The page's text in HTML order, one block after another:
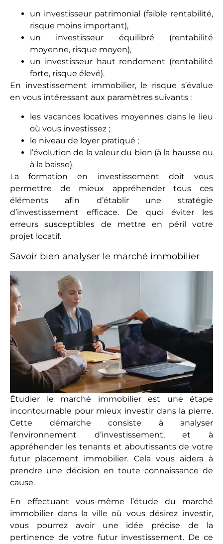
un investisseur patrimonial (faible rentabilité,
risque moins important),
un investisseur équilibré (rentabilité
moyenne, risque moyen),
un investisseur haut rendement (rentabilité
forte, risque élevé).
En investissement immobilier, le risque s’évalue
en vous intéressant aux paramètres suivants :
les vacances locatives moyennes dans le lieu
où vous investissez ;
le niveau de loyer pratiqué ;
l’évolution de la valeur du bien (à la hausse ou
à la baisse).
La formation en investissement doit vous
permettre de mieux appréhender tous ces
éléments afin d’établir une stratégie
d’investissement efficace. De quoi éviter les
erreurs susceptibles de mettre en péril votre
projet locatif.
Savoir bien analyser le marché immobilier
Étudier le marché immobilier est une étape
incontournable pour mieux investir dans la pierre.
Cette démarche consiste à analyser
l’environnement d’investissement, et à
appréhender les tenants et aboutissants de votre
futur placement immobilier. Cela vous aidera à
prendre une décision en toute connaissance de
cause.
En effectuant vous-même l’étude du marché
immobilier dans la ville où vous désirez investir,
vous pourrez avoir une idée précise de la
pertinence de votre futur investissement. De ce